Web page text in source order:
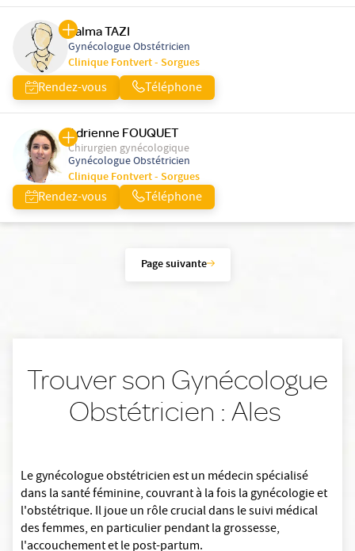
Salma TAZI
Gynécologue Obstétricien
Clinique Fontvert - Sorgues
Rendez-vous Téléphone
Adrienne FOUQUET
Chirurgien gynécologique
Gynécologue Obstétricien
Clinique Fontvert - Sorgues
Rendez-vous Téléphone
Page suivante
Trouver son Gynécologue
Obstétricien : Ales
Le gynécologue obstétricien est un médecin spécialisé
dans la santé féminine, couvrant à la fois la gynécologie et
l'obstétrique. Il joue un rôle crucial dans le suivi médical
des femmes, en particulier pendant la grossesse,
l'accouchement et le post-partum.